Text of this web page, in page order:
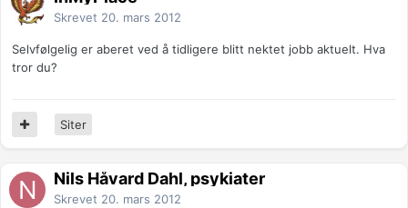
Skrevet 20. mars 2012
Selvfølgelig er aberet ved å tidligere blitt nektet jobb aktuelt. Hva
tror du?
Siter
Nils Håvard Dahl, psykiater
Skrevet 20. mars 2012